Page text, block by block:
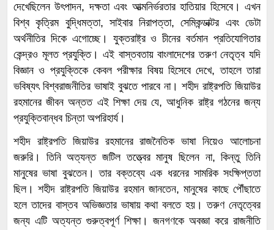
দেখেছিলেন উৎপাদন, দক্ষতা এবং আত্মনির্ভরতার হাতিয়ার হিসেবে। এখন
বিশ্ব কৃত্রিম বুদ্ধিমত্তা, সাইবার নিরাপত্তা, সেমিকন্ডাক্টর এবং ডেটা
অর্থনীতির দিকে এগোচ্ছে। যুক্তরাষ্ট্র ও চীনের বর্তমান প্রতিযোগিতার
কেন্দ্রও মূলত প্রযুক্তি। এই বাস্তবতায় বাংলাদেশের তরুণ নেতৃত্ব যদি
বিজ্ঞান ও প্রযুক্তিকে কেবল পরীক্ষার বিষয় হিসেবে দেখে, তাহলে তারা
ভবিষ্যৎ বিশ্বরাজনীতির ভাষাই বুঝতে পারবে না। শহীদ রাষ্ট্রপতি জিয়াউর
রহমানের জীবন অন্তত এই শিক্ষা দেয় যে, আধুনিক রাষ্ট্র গঠনের জন্য
প্রযুক্তিবান্ধব চিন্তা অপরিহার্য।
শহীদ রাষ্ট্রপতি জিয়াউর রহমানের রাজনৈতিক ভাষা নিয়েও আলোচনা
জরুরি। তিনি অত্যন্ত জটিল তত্ত্বের মানুষ ছিলেন না, কিন্তু তিনি
মানুষের ভাষা বুঝতেন। তার বক্তব্যে এক ধরনের সামরিক সংক্ষিপ্ততা
ছিল। শহীদ রাষ্ট্রপতি জিয়াউর রহমান জানতেন, মানুষের কাছে পৌঁছাতে
হলে তাদের বাস্তব অভিজ্ঞতার ভাষায় কথা বলতে হয়। তরুণ নেতৃত্বের
জন্য এটি অত্যন্ত গুরুত্বপূর্ণ শিক্ষা। জনগণকে অবজ্ঞা করে রাজনীতি